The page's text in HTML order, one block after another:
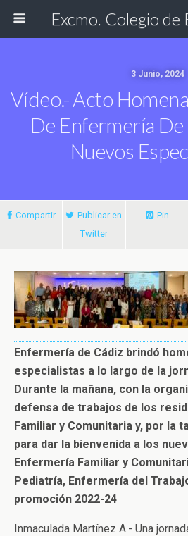
3 Junio, 2024
Vídeo.- Acto
De Enfermería De
Nuevos
Compartir
Publicar en
Twitter
Pin
Enfermería de Cádiz brindó
especialistas a lo largo de la
Durante la mañana, con la
defensa de trabajos de los
Familiar y Comunitaria y, por la
para dar la bienvenida a los
Enfermería Familiar y
Pediatría, Enfermería del
promoción 2022-24
Inmaculada Martínez A.- Una